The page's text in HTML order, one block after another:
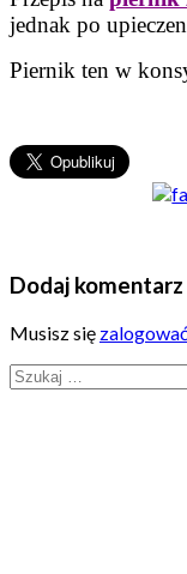
jednak po
Piernik ten w
Dodaj komentarz
Musisz się zalogować
Szukaj: